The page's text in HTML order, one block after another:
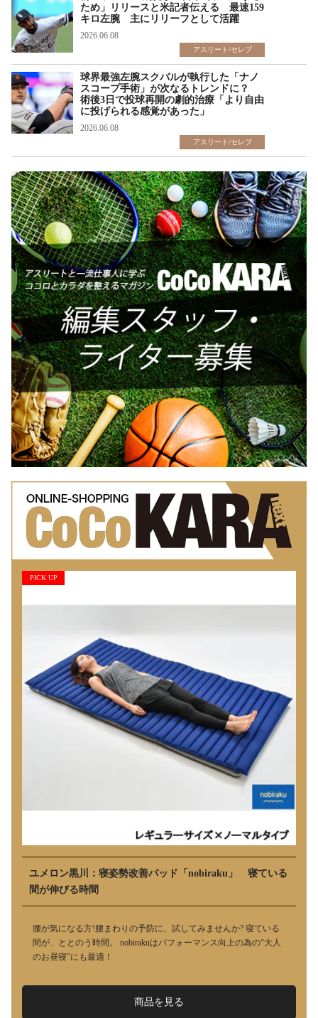
ため」リリースと米記者伝える 最速159
キロ左腕 主にリリーフとして活躍
2026.06.08
アスリート/セレブ
球界最強左腕スクバルが執行した「ナノ
スコープ手術」が次なるトレンドに？
術後3日で投球再開の劇的治療「より自由
に投げられる感覚があった」
2026.06.08
アスリート/セレブ
PICK UP
ユメロン黒川：寝姿勢改善パッド「nobiraku」 寝ている
間が伸びる時間
腰が気になる方!腰まわりの予防に、試してみませんか? 寝ている
間が、ととのう時間。 nobirakuはパフォーマンス向上の為の“大人
のお昼寝”にも最適！
商品を見る